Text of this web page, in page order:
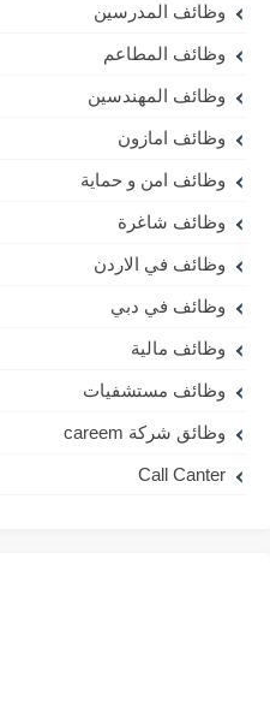
وظائف المدرسين
وظائف المطاعم
وظائف المهندسين
وظائف امازون
وظائف امن و حماية
وظائف شاغرة
وظائف في الاردن
وظائف في دبي
وظائف مالية
وظائف مستشفيات
وظائق شركة careem
Call Canter